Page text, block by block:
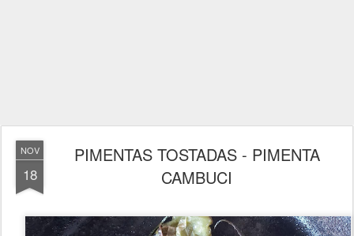
NOV
18
PIMENTAS TOSTADAS - PIMENTA
CAMBUCI